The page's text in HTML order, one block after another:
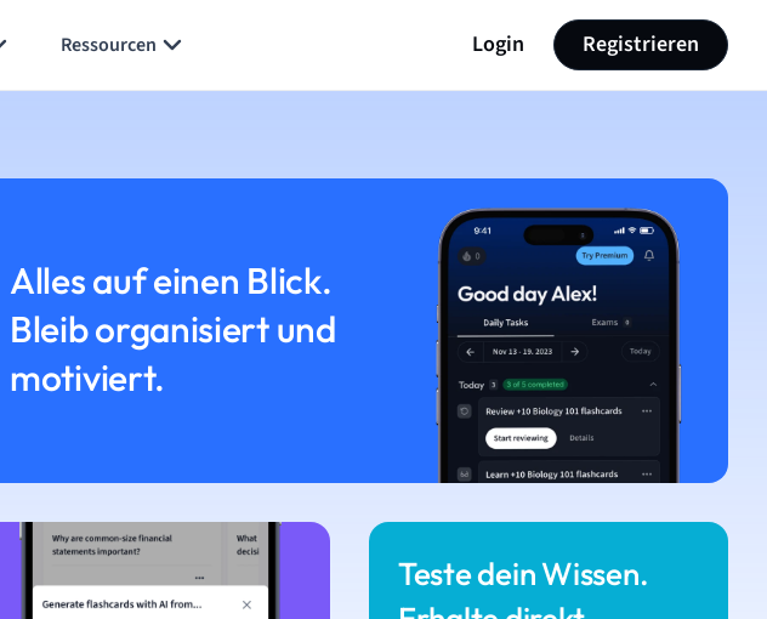
Ressourcen Login Registrieren
Alles auf einen Blick.
Bleib organisiert und
motiviert.
Teste dein Wissen.